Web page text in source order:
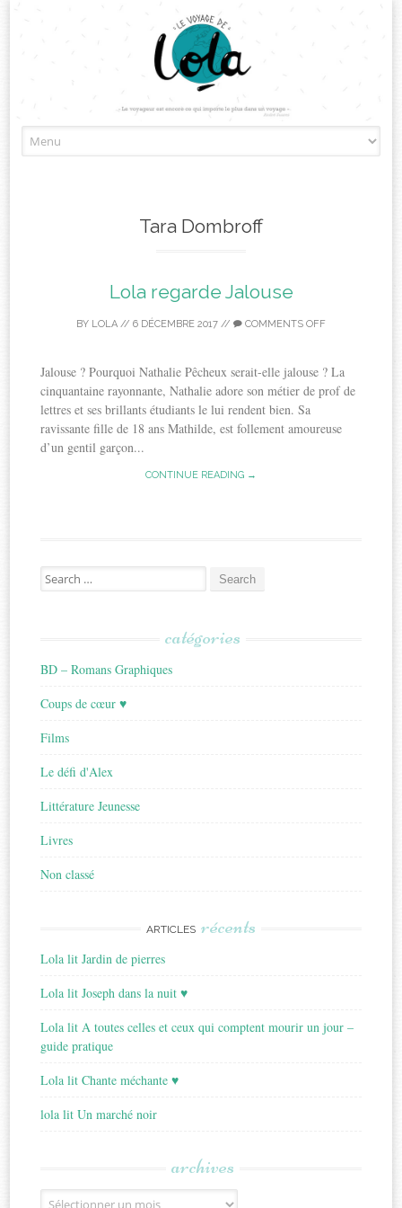
to
Tara Dombroff
Lola regarde Jalouse
BY LOLA // 6 DÉCEMBRE 2017 // COMMENTS OFF
Jalouse ? Pourquoi Nathalie Pêcheux serait-elle jalouse ? La
cinquantaine rayonnante, Nathalie adore son métier de prof de
lettres et ses brillants étudiants le lui rendent bien. Sa
ravissante fille de 18 ans Mathilde, est follement amoureuse
d’un gentil garçon...
CONTINUE READING →
Search
for:
catégories
BD – Romans Graphiques
Coups de cœur ♥
Films
Le défi d'Alex
Littérature Jeunesse
Livres
Non classé
ARTICLES récents
Lola lit Jardin de pierres
Lola lit Joseph dans la nuit ♥
Lola lit A toutes celles et ceux qui comptent mourir un jour –
guide pratique
Lola lit Chante méchante ♥
lola lit Un marché noir
archives
Archives